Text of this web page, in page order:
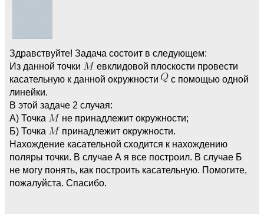
Здравствуйте! Задача состоит в следующем:
Из данной точки
евклидовой плоскости провести
касательную к данной окружности
с помощью одной
линейки.
В этой задаче 2 случая:
A) Точка
не принадлежит окружности;
Б) Точка
принадлежит окружности.
Нахождение касательной сходится к нахождению
поляры точки. В случае А я все построил. В случае Б
не могу понять, как построить касательную. Помогите,
пожалуйста. Спасибо.